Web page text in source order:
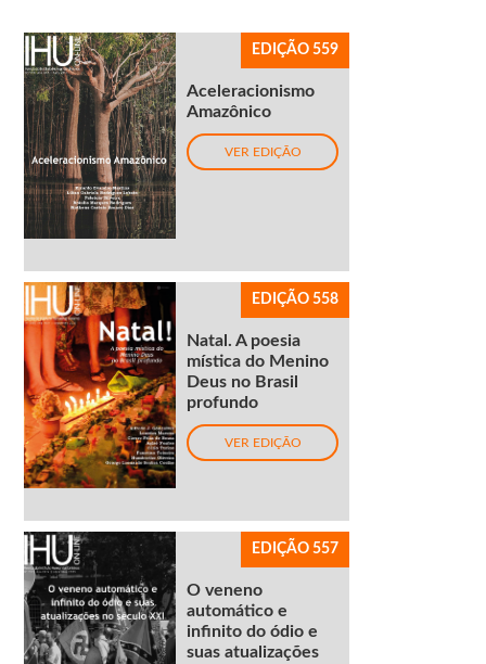
EDIÇÃO 559
Aceleracionismo
Amazônico
VER EDIÇÃO
EDIÇÃO 558
Natal. A poesia
mística do Menino
Deus no Brasil
profundo
VER EDIÇÃO
EDIÇÃO 557
O veneno
automático e
infinito do ódio e
suas atualizações